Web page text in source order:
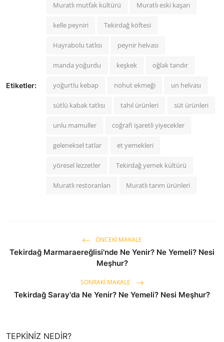
Etiketler:
Muratlı mutfak kültürü Muratlı eski kaşarı
kelle peyniri Tekirdağ köftesi
Hayrabolu tatlısı peynir helvası
manda yoğurdu keşkek oğlak tandır
yoğurtlu kebap nohut ekmeği un helvası
sütlü kabak tatlısı tahıl ürünleri süt ürünleri
unlu mamuller coğrafi işaretli yiyecekler
geleneksel tatlar et yemekleri
yöresel lezzetler Tekirdağ yemek kültürü
Muratlı restoranları Muratlı tarım ürünleri
ÖNCEKI MAKALE
Tekirdağ Marmaraereğlisi'nde Ne Yenir? Ne Yemeli? Nesi
Meşhur?
SONRAKI MAKALE
Tekirdağ Saray'da Ne Yenir? Ne Yemeli? Nesi Meşhur?
TEPKINIZ NEDIR?